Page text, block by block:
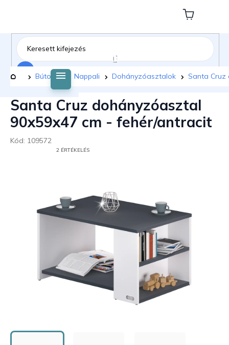
tartalomhoz
Kosár
Kezdőlap
Bútorok Nappali Dohányzóasztalok Santa Cruz
Santa Cruz dohányzóasztal
90x59x47 cm - fehér/antracit
Kód: 109572
CSILLAG.
2 ÉRTÉKELÉS